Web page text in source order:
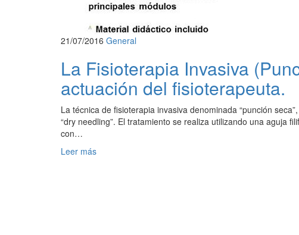
21/07/2016 General
La Fisioterapia Invasiva
actuación del fisioterapeuta.
La técnica de fisioterapia invasiva denominada “punción
“dry needling”. El tratamiento se realiza utilizando una aguja
con…
Leer más